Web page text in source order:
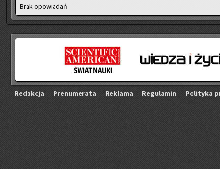
Brak opo­wia­dań
Re­dak­cja Pre­nu­me­ra­ta Re­kla­ma Re­gu­la­min Po­li­ty­ka